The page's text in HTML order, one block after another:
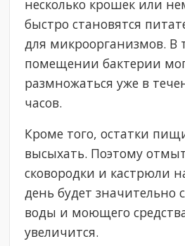
несколько крошек или
быстро становятся
для микроорганизмов. В
помещении бактерии
размножаться уже в
часов.
Кроме того, остатки
высыхать. Поэтому
сковородки и кастрюли
день будет значительно
воды и моющего
увеличится.